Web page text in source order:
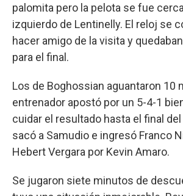
palomita pero la pelota se fue
izquierdo de Lentinelly. El reloj se
hacer amigo de la visita y
para el final.
Los de Boghossian aguantaron 10
entrenador apostó por un 5-4-1
cuidar el resultado hasta el final
sacó a Samudio e ingresó Franco
Hebert Vergara por Kevin Amaro.
Se jugaron siete minutos de